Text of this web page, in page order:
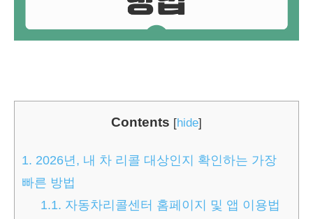
Contents [hide]
1. 2026년, 내 차 리콜 대상인지 확인하는 가장
빠른 방법
1.1. 자동차리콜센터 홈페이지 및 앱 이용법